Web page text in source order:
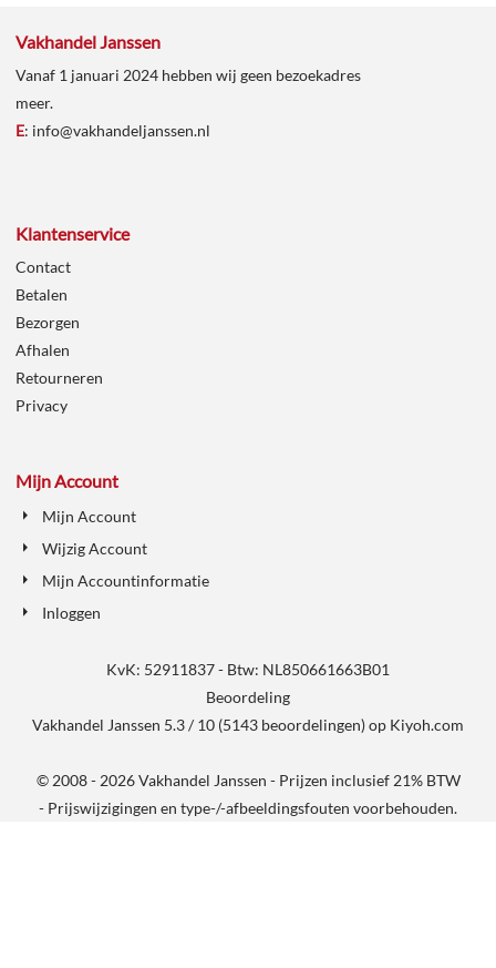
Vakhandel Janssen
Vanaf 1 januari 2024 hebben wij geen bezoekadres
meer.
E: info@vakhandeljanssen.nl
Klantenservice
Contact
Betalen
Bezorgen
Afhalen
Retourneren
Privacy
Mijn Account
Mijn Account
Wijzig Account
Mijn Accountinformatie
Inloggen
KvK: 52911837 - Btw: NL850661663B01
Beoordeling
Vakhandel Janssen 5.3/10 (5143 beoordelingen) op Kiyoh.com
© 2008 - 2026 Vakhandel Janssen - Prijzen inclusief 21% BTW
- Prijswijzigingen en type-/-afbeeldingsfouten voorbehouden.